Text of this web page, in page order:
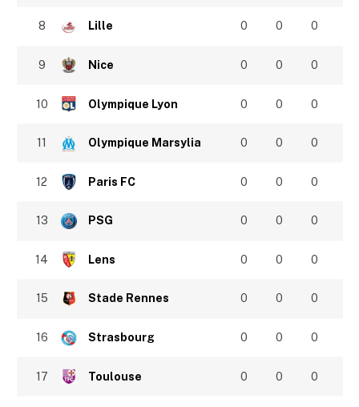
8 Lille 0 0 0
9 Nice 0 0 0
10 Olympique Lyon 0 0 0
11 Olympique Marsylia 0 0 0
12 Paris FC 0 0 0
13 PSG 0 0 0
14 Lens 0 0 0
15 Stade Rennes 0 0 0
16 Strasbourg 0 0 0
17 Toulouse 0 0 0